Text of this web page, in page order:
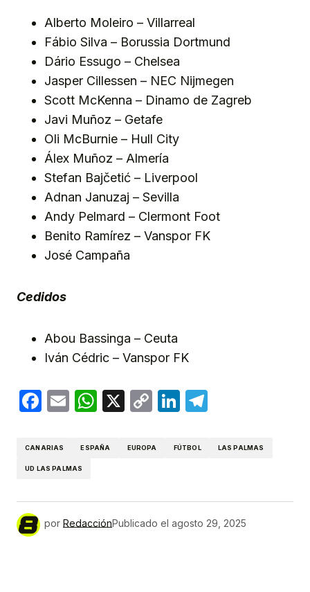
Alberto Moleiro – Villarreal
Fábio Silva – Borussia Dortmund
Dário Essugo – Chelsea
Jasper Cillessen – NEC Nijmegen
Scott McKenna – Dinamo de Zagreb
Javi Muñoz – Getafe
Oli McBurnie – Hull City
Álex Muñoz – Almería
Stefan Bajčetić – Liverpool
Adnan Januzaj – Sevilla
Andy Pelmard – Clermont Foot
Benito Ramírez – Vanspor FK
José Campaña
Cedidos
Abou Bassinga – Ceuta
Iván Cédric – Vanspor FK
Facebook
EmailWhatsApp
X
CopyLinkedIn
CANARIAS ESPAÑA EUROPA FÚTBOL LAS PALMAS
UD LAS PALMAS
por RedacciónPublicado el agosto 29, 2025